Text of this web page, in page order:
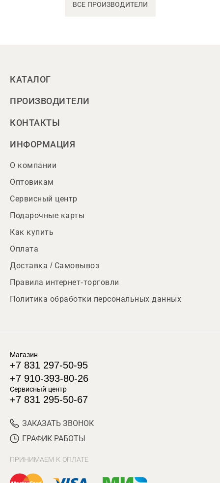
ВСЕ ПРОИЗВОДИТЕЛИ
КАТАЛОГ
ПРОИЗВОДИТЕЛИ
КОНТАКТЫ
ИНФОРМАЦИЯ
О компании
Оптовикам
Сервисный центр
Подарочные карты
Как купить
Оплата
Доставка / Самовывоз
Правила интернет-торговли
Политика обработки персональных данных
Магазин
+7 831 297-50-95
+7 910-393-80-26
Сервисный центр
+7 831 295-50-67
ЗАКАЗАТЬ ЗВОНОК
ГРАФИК РАБОТЫ
ПРИНИМАЕМ К ОПЛАТЕ